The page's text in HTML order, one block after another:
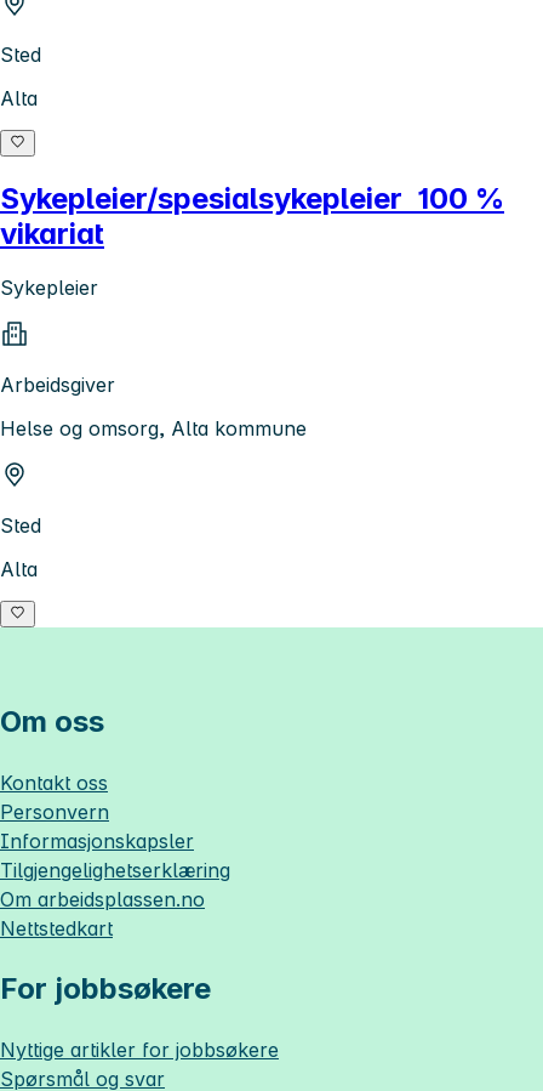
Sted
Alta
Sykepleier/spesialsykepleier 100 %
vikariat
Sykepleier
Arbeidsgiver
Helse og omsorg, Alta kommune
Sted
Alta
Om oss
Kontakt oss
Personvern
Informasjonskapsler
Tilgjengelighetserklæring
Om arbeidsplassen.no
Nettstedkart
For jobbsøkere
Nyttige artikler for jobbsøkere
Spørsmål og svar